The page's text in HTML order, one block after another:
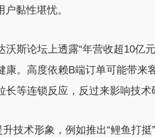
黏性堪忧。
斯论坛上透露“年营收超10亿
康。高度依赖B端订单可能带
长等连锁反应，反过来影响技
技术形象，例如推出“鲤鱼打